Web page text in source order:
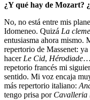
¿Y qué hay de Mozart?
No, no está entre mis
Idomeneo. Quizá La
entusiasma ahora mismo.
repertorio de Massenet:
hacer Le Cid, Hérodiade…
repetorio francés mi
sentido. Mi voz encaja
más repertorio italiano:
tengo prisa por Cavalleria